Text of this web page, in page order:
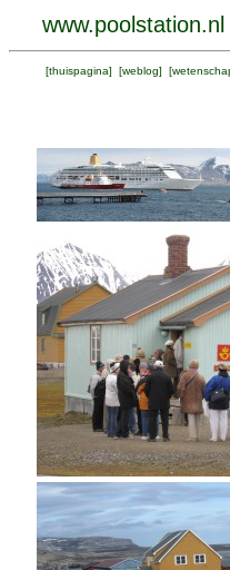
www.poolstation.nl
[thuispagina] [weblog] [